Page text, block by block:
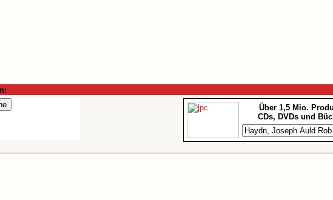
Über 1,5 Mio.
CDs, DVDs und